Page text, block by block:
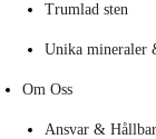
Trumlad sten
Unika mineraler
Om Oss
Ansvar &